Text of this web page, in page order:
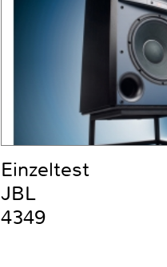
Einzeltest
JBL
4349